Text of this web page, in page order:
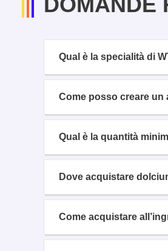
Qual è la specialità di
Come posso creare un
Qual è la quantità
Dove acquistare
Come acquistare